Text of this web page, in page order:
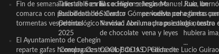
Fin de semana inestable en la
comarca con posibilidad de
tormentas vespertinas
El Ayuntamiento de Cehegín
reparte gafas homologadas
Taller de Sonrisas e Higiene
Bucodental de ‘Centro
Odontológico Innova’. Abril
2025
‘Compra Contrarreloj’ de la
El cocinero ceheginero
Salvador Gómez vuelve por
Navidad con una propuesta
de chocolate
COOL BODAS. Pedida de
Jesús Manuel Ruiz, un
periodista ceheginero con
mucha psicología, teatro
vena y leyes
D. Clemente Lucio Guirao
Juan
a tantas
de nuestra
hubiera
...